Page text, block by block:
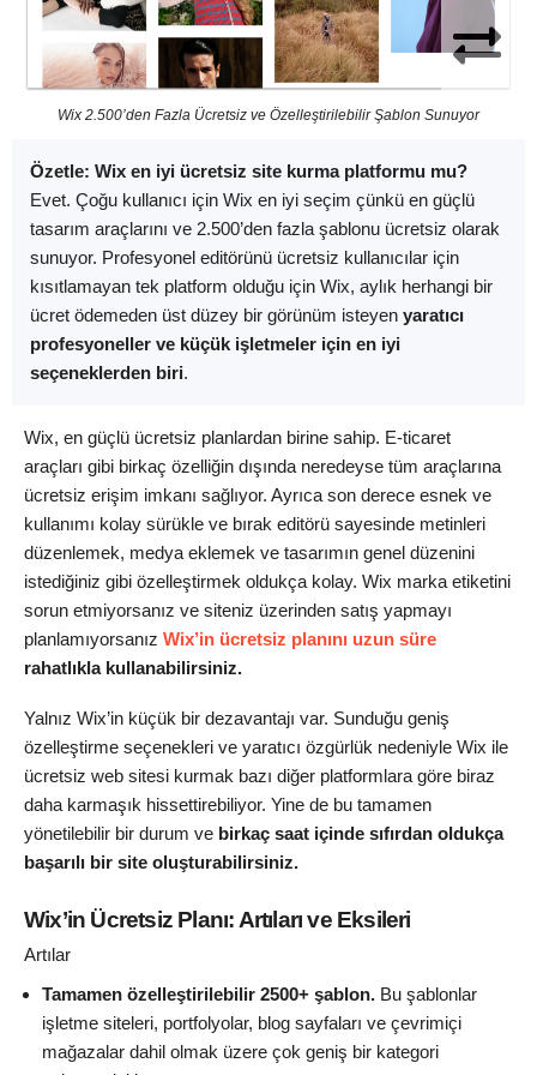
Wix 2.500’den Fazla Ücretsiz ve Özelleştirilebilir Şablon Sunuyor
Özetle: Wix en iyi ücretsiz site kurma platformu mu?
Evet. Çoğu kullanıcı için Wix en iyi seçim çünkü en güçlü
tasarım araçlarını ve 2.500’den fazla şablonu ücretsiz olarak
sunuyor. Profesyonel editörünü ücretsiz kullanıcılar için
kısıtlamayan tek platform olduğu için Wix, aylık herhangi bir
ücret ödemeden üst düzey bir görünüm isteyen yaratıcı
profesyoneller ve küçük işletmeler için en iyi
seçeneklerden biri.
Wix, en güçlü ücretsiz planlardan birine sahip. E-ticaret
araçları gibi birkaç özelliğin dışında neredeyse tüm araçlarına
ücretsiz erişim imkanı sağlıyor. Ayrıca son derece esnek ve
kullanımı kolay sürükle ve bırak editörü sayesinde metinleri
düzenlemek, medya eklemek ve tasarımın genel düzenini
istediğiniz gibi özelleştirmek oldukça kolay. Wix marka etiketini
sorun etmiyorsanız ve siteniz üzerinden satış yapmayı
planlamıyorsanız Wix’in ücretsiz planını uzun süre
rahatlıkla kullanabilirsiniz.
Yalnız Wix’in küçük bir dezavantajı var. Sunduğu geniş
özelleştirme seçenekleri ve yaratıcı özgürlük nedeniyle Wix ile
ücretsiz web sitesi kurmak bazı diğer platformlara göre biraz
daha karmaşık hissettirebiliyor. Yine de bu tamamen
yönetilebilir bir durum ve birkaç saat içinde sıfırdan oldukça
başarılı bir site oluşturabilirsiniz.
Wix’in Ücretsiz Planı: Artıları ve Eksileri
Artılar
Tamamen özelleştirilebilir 2500+ şablon. Bu şablonlar
işletme siteleri, portfolyolar, blog sayfaları ve çevrimiçi
mağazalar dahil olmak üzere çok geniş bir kategori